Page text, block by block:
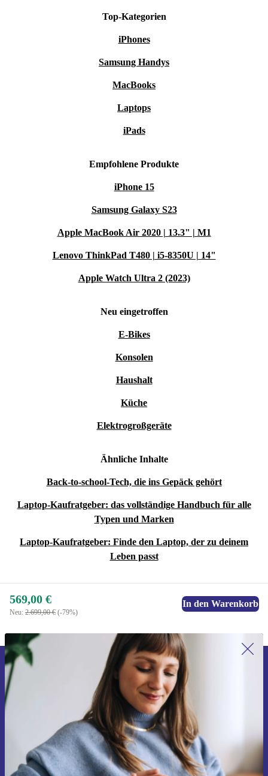
Top-Kategorien
iPhones
Samsung Handys
MacBooks
Laptops
iPads
Empfohlene Produkte
iPhone 15
Samsung Galaxy S23
Apple MacBook Air 2020 | 13.3" | M1
Lenovo ThinkPad T480 | i5-8350U | 14"
Apple Watch Ultra 2 (2023)
Neu eingetroffen
E-Bikes
Konsolen
Haushalt
Küche
Elektrogroßgeräte
Ähnliche Inhalte
Back-to-school-Tech, die ins Gepäck gehört
Laptop-Kaufratgeber: das vollständige Handbuch für alle
Typen und Marken
Laptop-Kaufratgeber: Finde den Laptop, der zu deinem
Leben passt
569,00 €
Neu: 2.699,00 € (-79%)
In den Warenkorb
Erstmals zum Newsletter anmelden,
15 € sparen!
Verpasse kein Angebot mehr.
Gutschein anfordern